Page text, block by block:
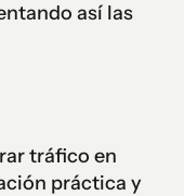
así las
tráfico en
práctica y